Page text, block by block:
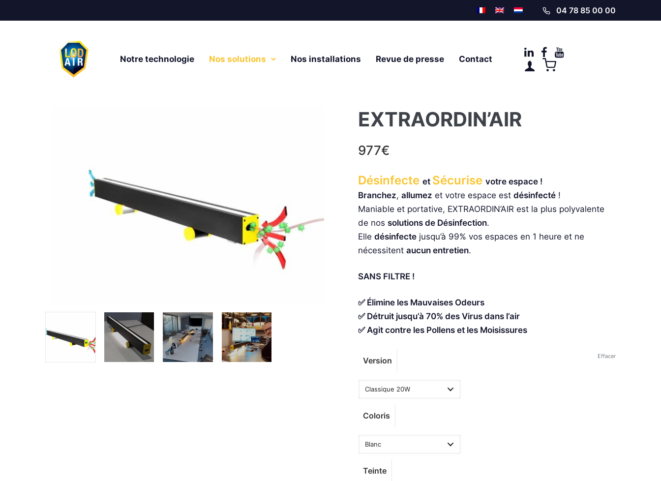
04 78 85 00 00
Notre technologie Nos solutions Nos installations Revue de presse Contact
EXTRAORDIN’AIR
977€
Désinfecte et Sécurise votre espace !
Branchez, allumez et votre espace est désinfecté !
Maniable et portative, EXTRAORDIN’AIR est la plus polyvalente
de nos solutions de Désinfection.
Elle désinfecte jusqu’à 99% vos espaces en 1 heure et ne
nécessitent aucun entretien.
SANS FILTRE !
✅ Élimine les Mauvaises Odeurs
✅ Détruit jusqu’à 70% des Virus dans l’air
✅ Agit contre les Pollens et les Moisissures
Version
Coloris
Teinte
Effacer